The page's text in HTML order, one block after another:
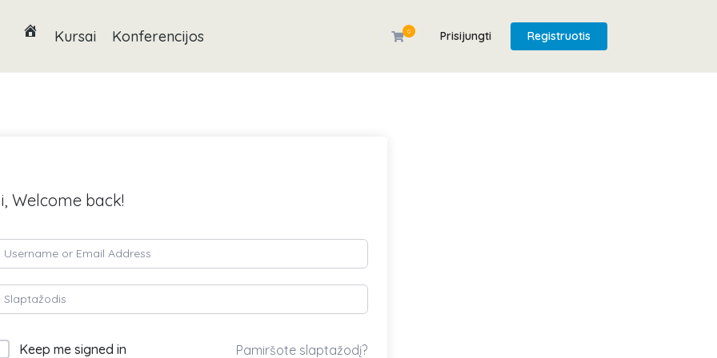
Kursai Konferencijos 0 Prisijungti Registruotis
Welcome back!
Keep me signed in Pamiršote slaptažodį?